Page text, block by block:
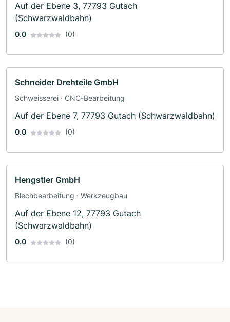
Auf der Ebene 3, 77793 Gutach
(Schwarzwaldbahn)
0.0 (0)
Schneider Drehteile GmbH
Schweisserei · CNC-Bearbeitung
Auf der Ebene 7, 77793 Gutach (Schwarzwaldbahn)
0.0 (0)
Hengstler GmbH
Blechbearbeitung · Werkzeugbau
Auf der Ebene 12, 77793 Gutach
(Schwarzwaldbahn)
0.0 (0)